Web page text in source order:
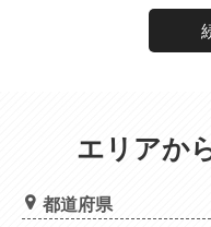
エリアか
都道府県